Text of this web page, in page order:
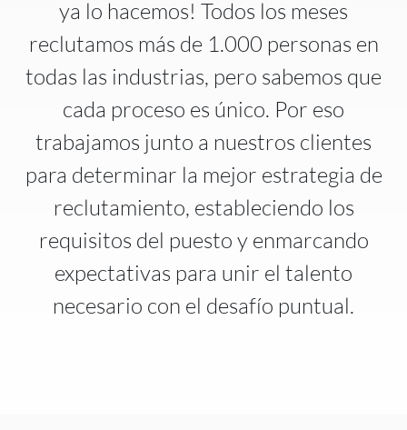
ya lo hacemos! Todos los meses
reclutamos más de 1.000 personas en
todas las industrias, pero sabemos que
cada proceso es único. Por eso
trabajamos junto a nuestros clientes
para determinar la mejor estrategia de
reclutamiento, estableciendo los
requisitos del puesto y enmarcando
expectativas para unir el talento
necesario con el desafío puntual.